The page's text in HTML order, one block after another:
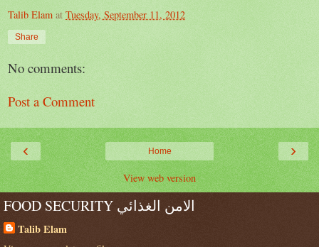
Talib Elam at Tuesday, September 11, 2012
Share
No comments:
Post a Comment
‹ ›
Home
View web version
FOOD SECURITY الامن الغذائي
Talib Elam